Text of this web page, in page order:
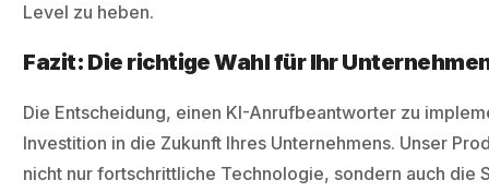
Level zu heben.
Fazit: Die richtige Wahl für Ihr
Die Entscheidung, einen KI-Anrufbeantworter zu
Investition in die Zukunft Ihres Unternehmens. Unser
nicht nur fortschrittliche Technologie, sondern auch die